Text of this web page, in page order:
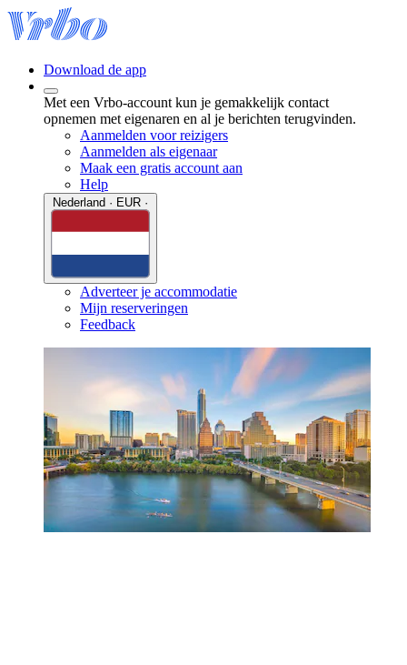
Download de app
Met een Vrbo-account kun je gemakkelijk contact
opnemen met eigenaren en al je berichten terugvinden.
Aanmelden voor reizigers
Aanmelden als eigenaar
Maak een gratis account aan
Help
Adverteer je accommodatie
Mijn reserveringen
Feedback